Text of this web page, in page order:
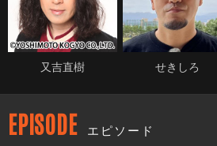
又吉直樹 せきしろ
EPISODE エピソード